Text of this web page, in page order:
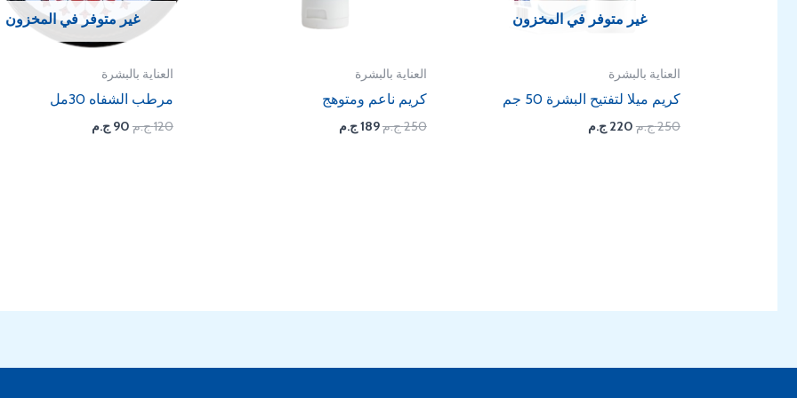
غير متوفر في المخزون
العناية بالبشرة
كريم ميلا لتفتيح البشرة 50 جم
250ج.م 220 ج.م
العناية بالبشرة
كريم ناعم ومتوهج
250ج.م189ج.م
غير متوفر في المخزون
العناية بالبشرة
مرطب الشفاه 30مل
120ج.م 90 ج.م